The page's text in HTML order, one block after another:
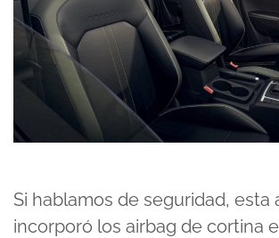
Si hablamos de seguridad, esta
incorporó los airbag de cortina